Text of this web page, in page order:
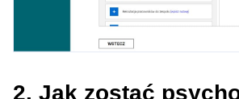
2. Jak zostać